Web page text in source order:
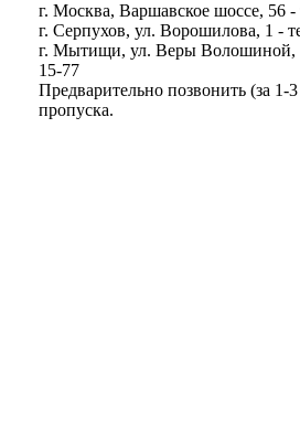
г. Москва, Варшавское шоссе, 56 -
г. Серпухов, ул. Ворошилова, 1 -
г. Мытищи, ул. Веры Волошиной,
15-77
Предварительно позвонить (за 1-3
пропуска.